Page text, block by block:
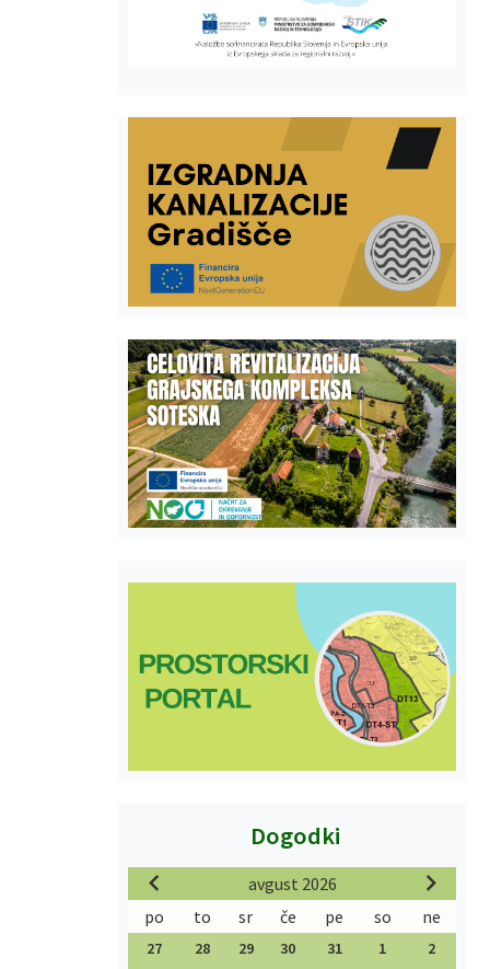
Dogodki
avgust 2026
po
to sr če pe so ne
27 28 29 30 31 1
2